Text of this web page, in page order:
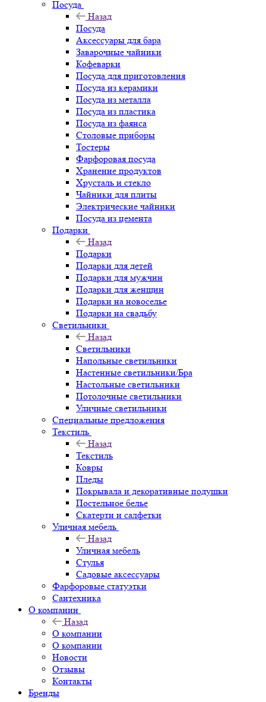
Посуда
Назад
Посуда
Аксессуары для бара
Заварочные чайники
Кофеварки
Посуда для приготовления
Посуда из керамики
Посуда из металла
Посуда из пластика
Посуда из фаянса
Столовые приборы
Тостеры
Фарфоровая посуда
Хранение продуктов
Хрусталь и стекло
Чайники для плиты
Электрические чайники
Посуда из цемента
Подарки
Назад
Подарки
Подарки для детей
Подарки для мужчин
Подарки для женщин
Подарки на новоселье
Подарки на свадьбу
Светильники
Назад
Светильники
Напольные светильники
Настенные светильники/Бра
Настольные светильники
Потолочные светильники
Уличные светильники
Специальные предложения
Текстиль
Назад
Текстиль
Ковры
Пледы
Покрывала и декоративные подушки
Постельное белье
Скатерти и салфетки
Уличная мебель
Назад
Уличная мебель
Стулья
Садовые аксессуары
Фарфоровые статуэтки
Сантехника
О компании
Назад
О компании
О компании
Новости
Отзывы
Контакты
Бренды